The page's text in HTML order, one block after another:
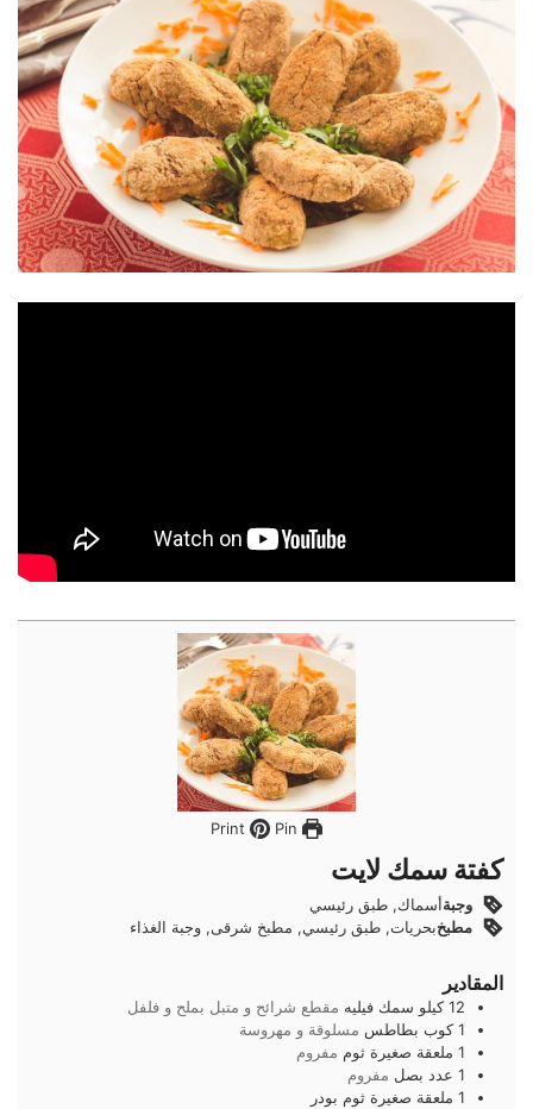
Pin
كفتة سمك لايت
وجبةأسماك, طبق رئيسي
مطبخبحريات, طبق رئيسي, مطبخ شرقى, وجبة الغذاء
المقادير
12 كيلو سمك فيليه مقطع شرائح و متبل بملح و فلفل
1 كوب بطاطس مسلوقة و مهروسة
1 ملعقة صغيرة ثوم مفروم
1 عدد بصل مفروم
1 ملعقة صغيرة ثوم بودر